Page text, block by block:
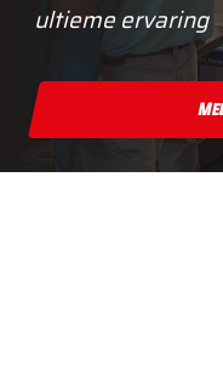
ultieme ervaring